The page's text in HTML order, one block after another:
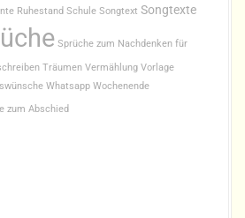
Ruhestand Schule Songtext Songtexte
Sprüche zum Nachdenken für
Träumen Vermählung Vorlage
Whatsapp Wochenende
zum Abschied